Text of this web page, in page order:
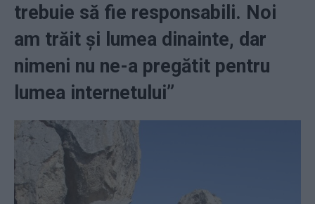
trebuie să fie responsabili. Noi
am trăit și lumea dinainte, dar
nimeni nu ne-a pregătit pentru
lumea internetului”